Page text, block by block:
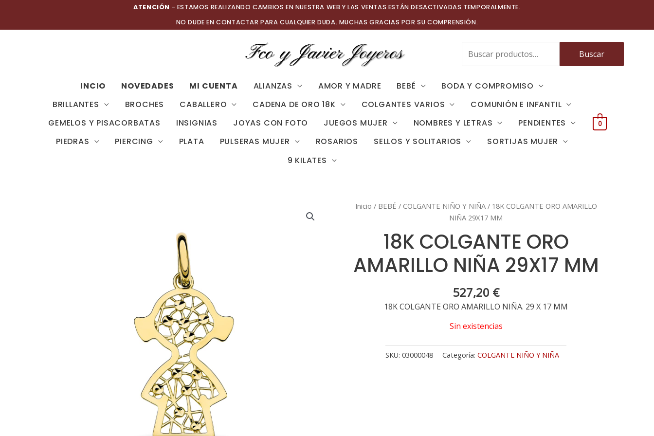
contenido
ATENCIÓN - ESTAMOS REALIZANDO CAMBIOS EN NUESTRA WEB Y LAS VENTAS ESTÁN DESACTIVADAS TEMPORALMENTE.
NO DUDE EN CONTACTAR PARA CUALQUIER DUDA. MUCHAS GRACIAS POR SU COMPRENSIÓN.
Buscar
por:
Buscar
INCIO NOVEDADES MI CUENTA ALIANZAS AMOR Y MADRE BEBÉ
BODA Y COMPROMISO
BRILLANTES
BROCHES CABALLERO CADENA DE ORO 18K COLGANTES VARIOS
COMUNIÓN E INFANTIL
GEMELOS Y PISACORBATAS
INSIGNIAS JOYAS CON FOTO JUEGOS MUJER NOMBRES Y LETRAS
PENDIENTES
PIEDRAS
PIERCING PLATA PULSERAS MUJER ROSARIOS SELLOS Y SOLITARIOS
SORTIJAS MUJER
9 KILATES
0
Inicio / BEBÉ / COLGANTE NIÑO Y NIÑA/ 18K COLGANTE ORO AMARILLO
NIÑA 29X17 MM
18K COLGANTE ORO
AMARILLO NIÑA 29X17 MM
527,20 €
18K COLGANTE ORO AMARILLO NIÑA. 29 X 17 MM
Sin existencias
SKU:03000048 Categoría:COLGANTE NIÑO Y NIÑA